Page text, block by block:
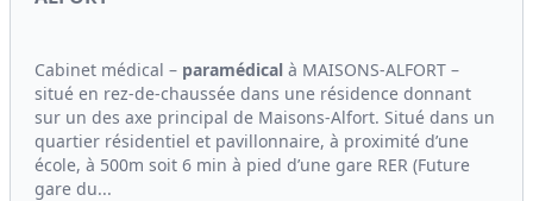
Cabinet médical – paramédical à MAISONS-ALFORT –
situé en rez-de-chaussée dans une résidence donnant
sur un des axe principal de Maisons-Alfort. Situé dans un
quartier résidentiel et pavillonnaire, à proximité d’une
école, à 500m soit 6 min à pied d’une gare RER (Future
gare du...